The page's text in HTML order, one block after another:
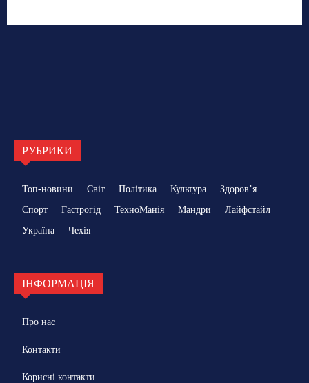
РУБРИКИ
Топ-новини Світ Політика Культура
Здоровʼя
Спорт
Гастрогід ТехноМанія Мандри
Лайфстайл
Україна
Чехія
ІНФОРМАЦІЯ
Про нас
Контакти
Корисні контакти